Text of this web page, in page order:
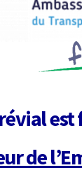
est
de